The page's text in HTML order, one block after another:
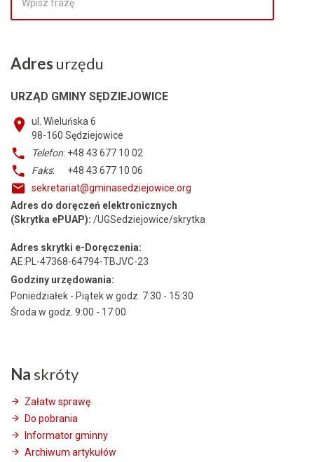
Adres urzędu
URZĄD GMINY SĘDZIEJOWICE
ul. Wieluńska 6
98-160 Sędziejowice
Telefon: +48 43 677 10 02
Faks: +48 43 677 10 06
sekretariat@gminasedziejowice.org
Adres do doręczeń elektronicznych
(Skrytka ePUAP): /UGSedziejowice/skrytka
Adres skrytki e-Doręczenia:
AE:PL-47368-64794-TBJVC-23
Godziny urzędowania:
Poniedziałek - Piątek w godz. 7:30 - 15:30
Środa w godz. 9:00 - 17:00
Na skróty
Załatw sprawę
Do pobrania
Informator gminny
Archiwum artykułów